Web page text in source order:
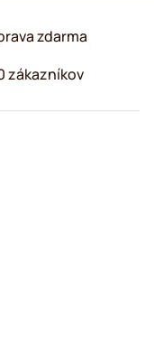
zdarma
zákazníkov